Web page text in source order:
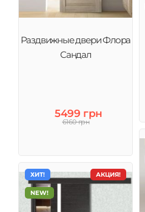
Раздвижные двери Флора
Сандал
5499 грн
6160 грн
АКЦИЯ!
ХИТ!
NEW!